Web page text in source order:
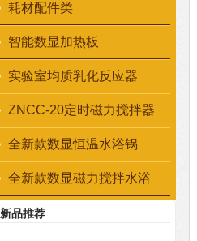
耗材配件类
智能数显加热板
实验室均质乳化反应器
ZNCC-20定时磁力搅拌器
全新款数显恒温水浴锅
全新款数显磁力搅拌水浴
锅
新品推荐